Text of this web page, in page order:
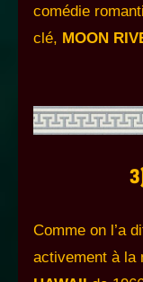
comédie
clé, MOON
Comme on l’a
activement à la